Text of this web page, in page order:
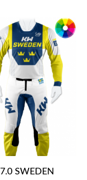
7.0 SWEDEN